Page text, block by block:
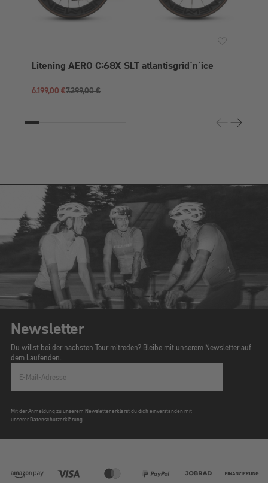
Litening AERO C:68X SLT atlantisgrid´n´ice
6.199,00 €7.299,00 €
Newsletter
Du willst bei der nächsten Tour mitreden? Bleibe mit unserem Newsletter auf
dem Laufenden.
E-Mail-Adresse
Mit der Anmeldung zu unserem Newsletter erklärst du dich einverstanden mit
unserer Datenschutzerklärung